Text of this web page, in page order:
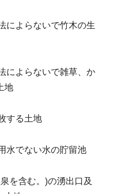
よらないで竹木の生
よらないで雑草、か
地
する土地
でない水の貯留池
を含む。)の湧出口及